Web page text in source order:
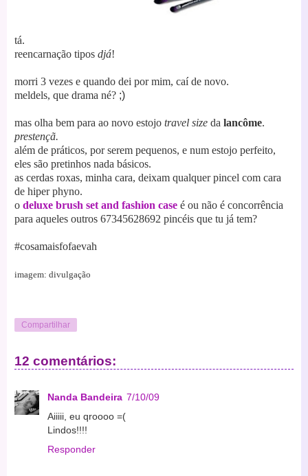
tá.
reencarnação tipos djá!
morri 3 vezes e quando dei por mim, caí de novo.
meldels, que drama né? ;)
mas olha bem para ao novo estojo travel size da lancôme.
prestençã.
além de práticos, por serem pequenos, e num estojo perfeito,
eles são pretinhos nada básicos.
as cerdas roxas, minha cara, deixam qualquer pincel com cara
de hiper phyno.
o deluxe brush set and fashion case é ou não é concorrência
para aqueles outros 67345628692 pincéis que tu já tem?
#cosamaisfofaevah
imagem: divulgação
Compartilhar
12 comentários:
Nanda Bandeira 7/10/09
Aiiiii, eu qroooo =(
Lindos!!!!
Responder